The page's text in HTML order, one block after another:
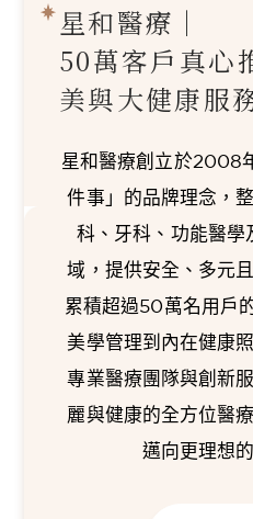
星和醫療｜
50萬客戶真心
美與大健康服
星和醫療創立於2008
件事」的品牌理念，
科、牙科、功能醫學
域，提供安全、多元
累積超過50萬名用戶
美學管理到內在健康
專業醫療團隊與創新
麗與健康的全方位醫
邁向更理想